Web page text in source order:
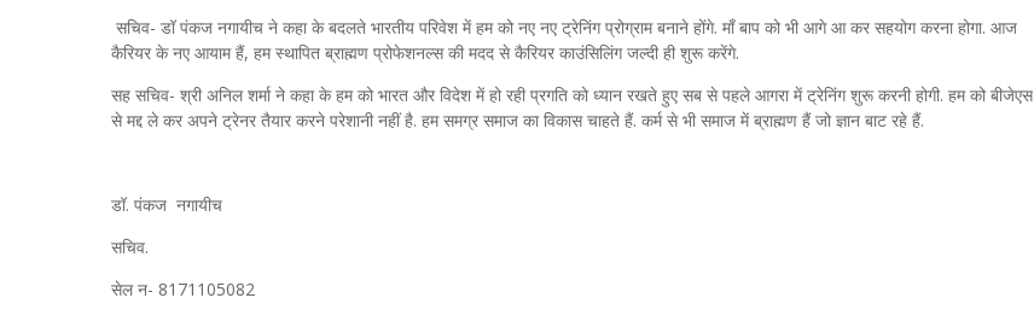
सचिव- डॉ पंकज नगायीच ने कहा के बदलते भारतीय परिवेश में हम को नए नए ट्रेनिंग प्रोग्राम बनाने होंगे. माँ बाप को भी आगे आ कर सहयोग करना होगा. आज
कैरियर के नए आयाम हैं, हम स्थापित ब्राह्मण प्रोफेशनल्स की मदद से कैरियर काउंसिलिंग जल्दी ही शुरू करेंगे.
सह सचिव- श्री अनिल शर्मा ने कहा के हम को भारत और विदेश में हो रही प्रगति को ध्यान रखते हुए सब से पहले आगरा में ट्रेनिंग शुरू करनी होगी. हम को बीजेएस
से मद्द ले कर अपने ट्रेनर तैयार करने परेशानी नहीं है. हम समग्र समाज का विकास चाहते हैं. कर्म से भी समाज में ब्राह्मण हैं जो ज्ञान बाट रहे हैं.
डॉ. पंकज नगायीच
सचिव.
सेल न- 8171105082